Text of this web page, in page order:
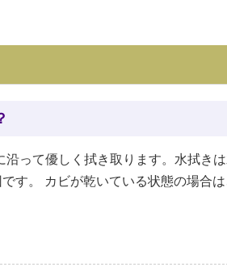
って優しく拭き取ります。水拭き
す。 カビが乾いている状態の場合